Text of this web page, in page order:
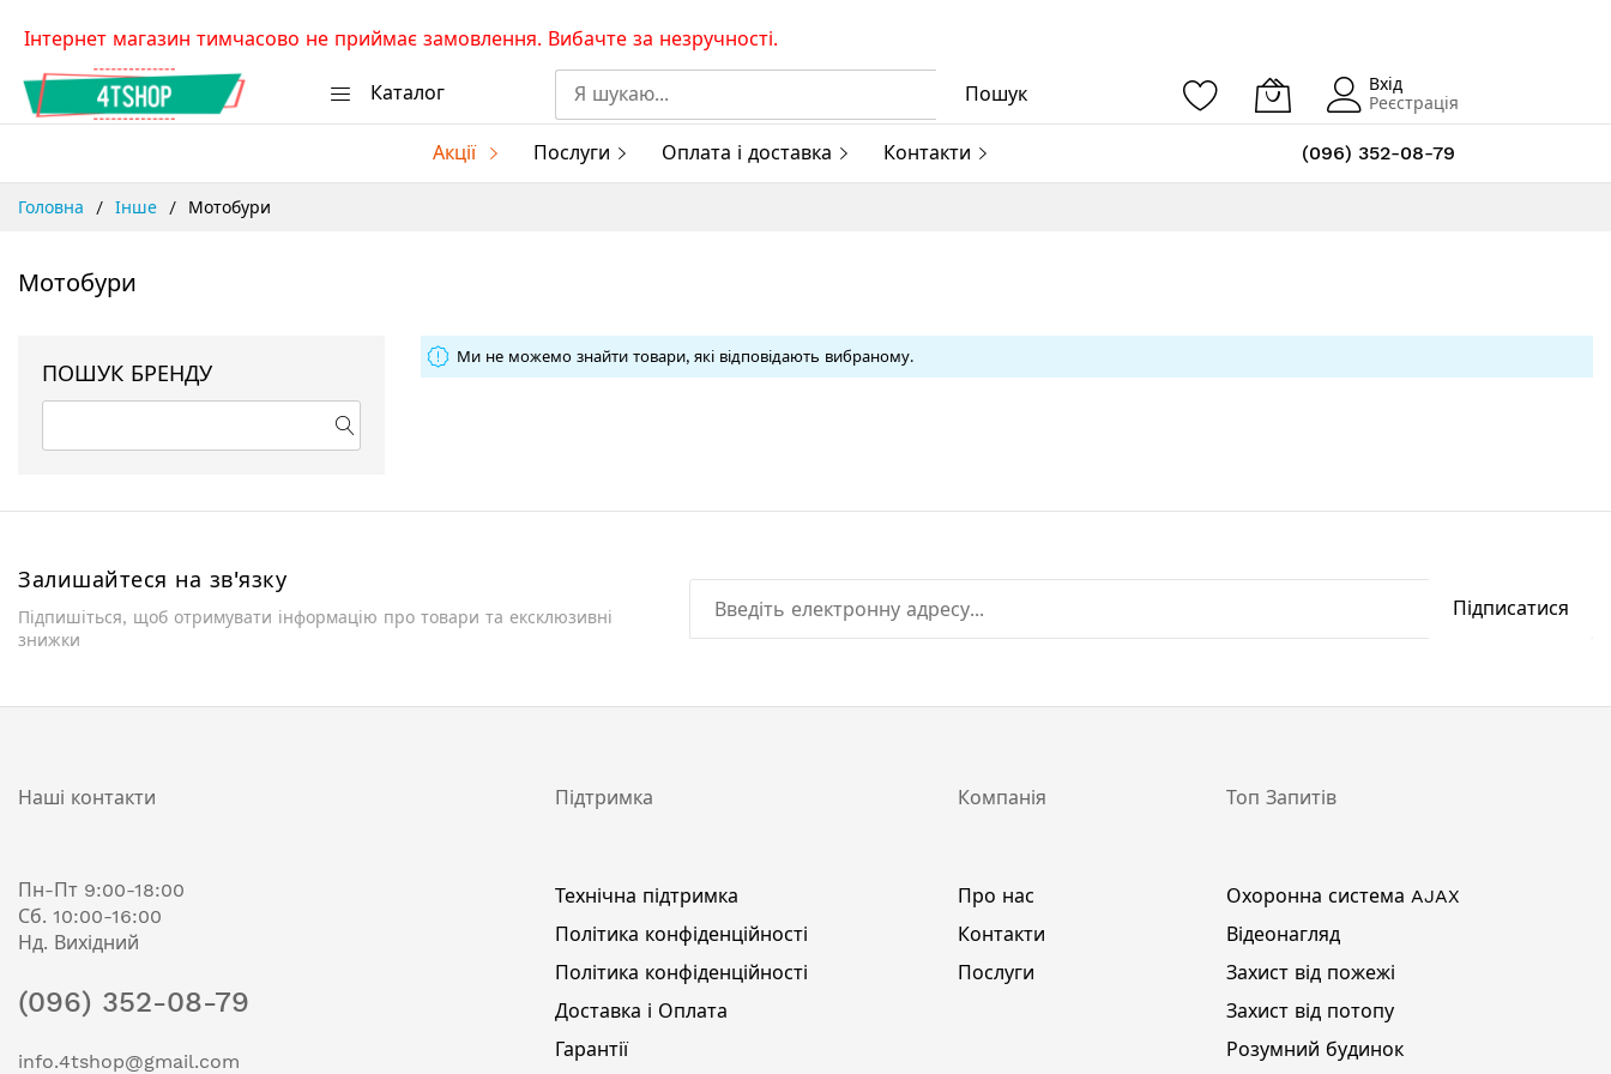
Skip
Content
Інтернет магазин тимчасово не приймає замовлення. Вибачте за незручності.
Каталог Пошук
Вхід
Реєстрація
Акції Послуги Оплата і доставка Контакти (096) 352-08-79
Головна Інше Мотобури
Мотобури
Ми не можемо знайти товари, які відповідають вибраному.
ПОШУК БРЕНДУ
Залишайтеся на зв'язку
Підпишіться, щоб отримувати інформацію про товари та ексклюзивні
знижки
Підписатися
Наші контакти
Пн-Пт 9:00-18:00
Сб. 10:00-16:00
Нд. Вихідний
(096) 352-08-79
info.4tshop@gmail.com
Підтримка
Технічна підтримка
Політика конфіденційності
Політика конфіденційності
Доставка і Оплата
Гарантії
Компанія
Про нас
Контакти
Послуги
Топ Запитів
Охоронна система AJAX
Відеонагляд
Захист від пожежі
Захист від потопу
Розумний будинок